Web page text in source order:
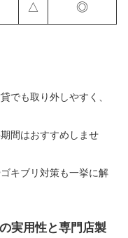
△ ◎
でも取り外しやすく、
間はおすすめしませ
キブリ対策も一挙に解
実用性と専門店製